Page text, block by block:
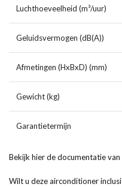
Luchthoeveelheid (m³/uur)
Geluidsvermogen (dB(A))
Afmetingen (HxBxD) (mm)
Gewicht (kg)
Garantietermijn
Bekijk hier de documentatie van
Wilt u deze airconditioner